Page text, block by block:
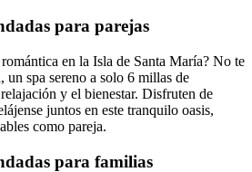
para parejas
en la Isla de Santa María? No te
un spa sereno a solo 6 millas de
y el bienestar. Disfruten de
juntos en este tranquilo oasis,
como pareja.
para familias